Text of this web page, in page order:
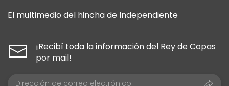
El multimedio del hincha de Independiente
¡Recibí toda la información del Rey de Copas
por mail!